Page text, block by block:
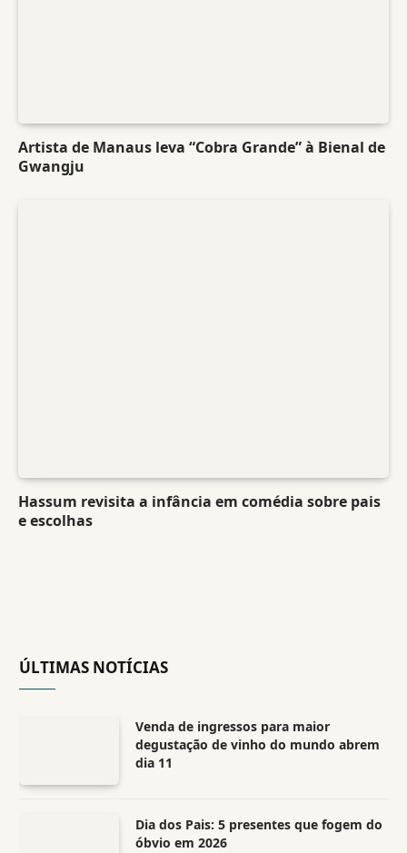
Artista de Manaus leva “Cobra Grande” à Bienal de
Gwangju
Hassum revisita a infância em comédia sobre pais
e escolhas
ÚLTIMAS NOTÍCIAS
Venda de ingressos para maior
degustação de vinho do mundo abrem
dia 11
Dia dos Pais: 5 presentes que fogem do
óbvio em 2026